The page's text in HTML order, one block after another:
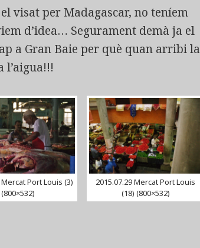
visat per Madagascar, no teníem
d’idea… Segurament demà ja el
a Gran Baie per què quan arribi la
Mercat Port Louis (3)
(800×532)
2015.07.29 Mercat Port Louis
(18) (800×532)